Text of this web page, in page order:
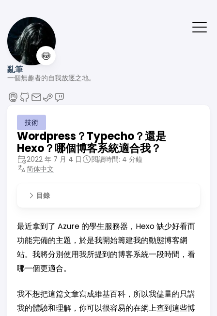
🍥
亂筆
一個無趣者的自我放逐之地。
技術
Wordpress？Typecho？還是
Hexo？哪個博客系統適合我？
2022 年 7 月 4 日
閱讀時間: 4 分鐘
简体中文
目錄
最近拿到了 Azure 的學生服務器，Hexo 缺少好看而
功能完備的主題，於是我開始籌建我的動態博客網
站。我將分別使用我所提到的博客系統一段時間，看
哪一個更適合。
我不想把這篇文章寫成維基百科，所以我儘量的只講
我的體驗和理解，你可以很容易的在網上查到這些博